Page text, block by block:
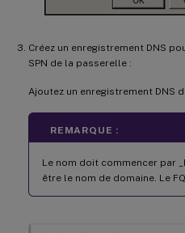
Créez un enregistrement DNS
SPN de la passerelle :
Ajoutez un enregistrement DNS
REMARQUE :
Le nom doit commencer par
être le nom de domaine. Le